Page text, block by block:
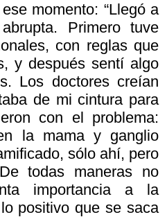
momento: “Llegó a
Primero tuve
con reglas que
y después sentí algo
Los doctores creían
de mi cintura para
con el problema:
la mama y ganglio
sólo ahí, pero
todas maneras no
importancia a la
positivo que se saca